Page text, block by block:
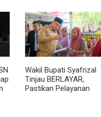
Wakil Bupati Syafrizal
Tinjau BERLAYAR,
Pastikan Pelayanan